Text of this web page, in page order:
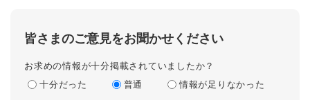
皆さまのご意見をお聞かせください
お求めの情報が十分掲載されていましたか？
十分だった
普通 情報が足りなかった